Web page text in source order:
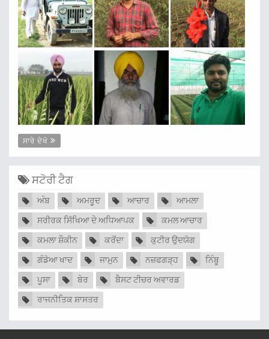
ਸਾਰੇ ਦੇਖੋ
ਸਟੋਰੀ ਟੈਗ
ਅੰਬ ਅਮਰੂਦ ਆਚਾਰ
ਆਮਲਾ
ਸਰੀਰਕ ਸਿੱਖਿਆ ਦੇ ਅਧਿਆਪਕ
ਕਮਲ ਆਚਾਰ
ਕਮਲਾ ਸ਼ੌਕੀਨ
ਕਰੋਂਦਾ
ਕੁਟੀਰ ਉਦਯੋਗ
ਗੰਡੋਆ ਖਾਦ
ਜਾਮੁਨ ਨਜ਼ਫਗੜ੍ਹ
ਨਿੰਬੂ
ਪੂਸਾ
ਬੇਰ
ਬੈਸਟ ਟੀਚਰ ਅਵਾਰਡ
ਰਾਜਨੀਤਿਕ ਸ਼ਾਸਤਰ